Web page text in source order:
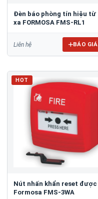
Đèn báo phòng tín hiệu từ
xa FORMOSA FMS-RL1
Liên hệ BÁO GIÁ
HOT
Nút nhấn khẩn reset được
Formosa FMS-3WA